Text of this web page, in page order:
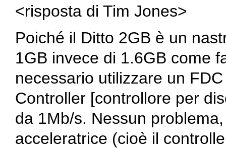
<risposta di Tim Jones>
Poiché il Ditto 2GB è un
1GB invece di 1.6GB come
necessario utilizzare un
Controller [controllore per
da 1Mb/s. Nessun
acceleratrice (cioè il